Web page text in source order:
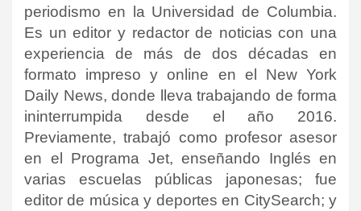
periodismo en la Universidad de Columbia.
Es un editor y redactor de noticias con una
experiencia de más de dos décadas en
formato impreso y online en el New York
Daily News, donde lleva trabajando de forma
ininterrumpida desde el año 2016.
Previamente, trabajó como profesor asesor
en el Programa Jet, enseñando Inglés en
varias escuelas públicas japonesas; fue
editor de música y deportes en CitySearch; y